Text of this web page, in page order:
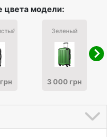
цвета модели:
Зеленый
3 000 грн